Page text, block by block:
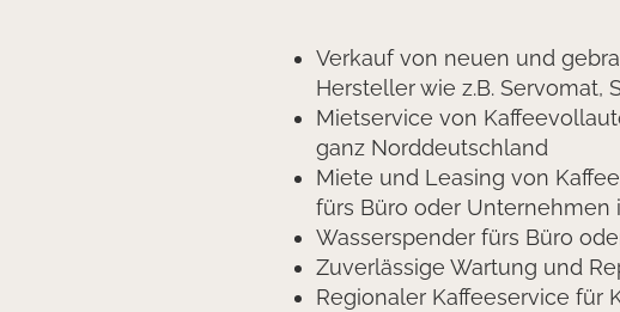
Verkauf von neuen und
Hersteller wie z.B. Servomat,
Mietservice von
ganz Norddeutschland
Miete und Leasing von
fürs Büro oder Unternehmen
Wasserspender fürs Büro
Zuverlässige Wartung und
Regionaler Kaffeeservice für